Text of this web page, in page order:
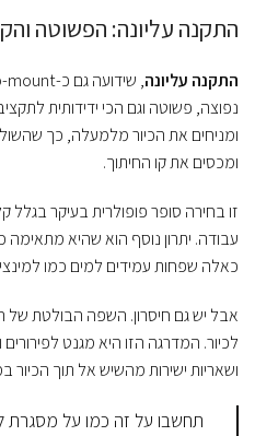
התקנה עליונה: הפשוטה
התקנה עליונה
נפוצה, פשוטה וגם הכי ידידותית
ומניחים את הכיור מלמעלה, כך
ומכסים את קו החיתוך.
זו בחירה סופר פופולרית בעיקר
עבודה. יתרון נוסף הוא שהיא
כאלה שפחות עמידים למים כמו
אבל יש גם חיסרון. השפה הבולטת של
לכיור. המדרגה הזו היא מגנט
ושאריות ישירות מהשיש אל תוך
תחשבו על זה כמו על מסגרת